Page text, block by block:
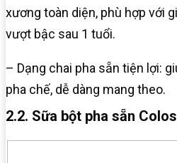
xương toàn diện, phù hợp với
vượt bậc sau 1 tuổi.
– Dạng chai pha sẵn tiện lợi:
pha chế, dễ dàng mang theo.
2.2. Sữa bột pha sẵn